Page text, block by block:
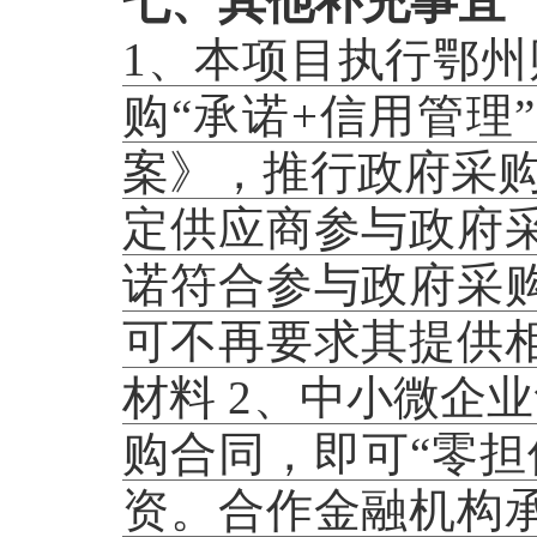
1、本项目执行鄂
购“承诺+信用管
案》，推行政府采
定供应商参与政府
诺符合参与政府采
可不再要求其提供
材料 2、中小微企
购合同，即可“零
资。合作金融机构